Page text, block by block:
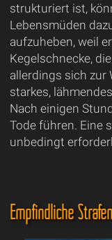
strukturiert ist,
Lebensmüden
aufzuheben, weil
Kegelschnecke,
allerdings sich zur
starkes,
Nach einigen
Tode führen. Eine
unbedingt
Empfindliche Strafen